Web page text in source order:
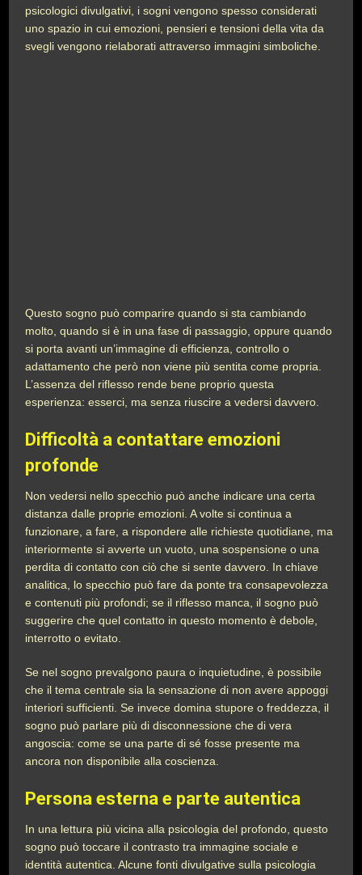
psicologici divulgativi, i sogni vengono spesso considerati
uno spazio in cui emozioni, pensieri e tensioni della vita da
svegli vengono rielaborati attraverso immagini simboliche.
Questo sogno può comparire quando si sta cambiando
molto, quando si è in una fase di passaggio, oppure quando
si porta avanti un’immagine di efficienza, controllo o
adattamento che però non viene più sentita come propria.
L’assenza del riflesso rende bene proprio questa
esperienza: esserci, ma senza riuscire a vedersi davvero.
Difficoltà a contattare emozioni
profonde
Non vedersi nello specchio può anche indicare una certa
distanza dalle proprie emozioni. A volte si continua a
funzionare, a fare, a rispondere alle richieste quotidiane, ma
interiormente si avverte un vuoto, una sospensione o una
perdita di contatto con ciò che si sente davvero. In chiave
analitica, lo specchio può fare da ponte tra consapevolezza
e contenuti più profondi; se il riflesso manca, il sogno può
suggerire che quel contatto in questo momento è debole,
interrotto o evitato.
Se nel sogno prevalgono paura o inquietudine, è possibile
che il tema centrale sia la sensazione di non avere appoggi
interiori sufficienti. Se invece domina stupore o freddezza, il
sogno può parlare più di disconnessione che di vera
angoscia: come se una parte di sé fosse presente ma
ancora non disponibile alla coscienza.
Persona esterna e parte autentica
In una lettura più vicina alla psicologia del profondo, questo
sogno può toccare il contrasto tra immagine sociale e
identità autentica. Alcune fonti divulgative sulla psicologia